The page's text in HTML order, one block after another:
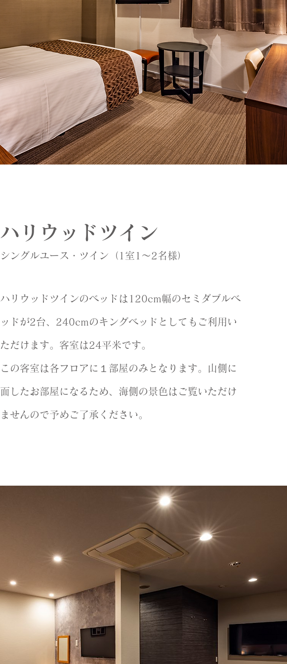
ハリウッドツイン
シングルユース ・ツイン（1室1～2名様）
ハリウッドツインのベッドは120cm幅のセミダブルベ
ッドが2台、240cmのキングベッドとしてもご利用い
ただけます。客室は24平米です。
この客室は各フロアに１部屋のみとなります。山側に
面したお部屋になるため、海側の景色はご覧いただけ
ませんので予めご了承ください。